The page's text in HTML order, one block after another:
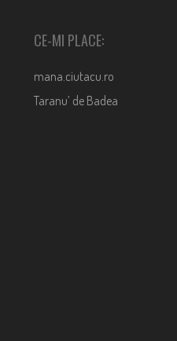
CE-MI PLACE:
mana.ciutacu.ro
Taranu’ de Badea